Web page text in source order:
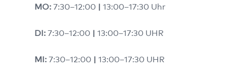
MO:7:30–12:00 | 13:00–17:30 Uhr
DI:7:30–12:00 | 13:00–17:30 UHR
MI:7:30–12:00 | 13:00–17:30 UHR